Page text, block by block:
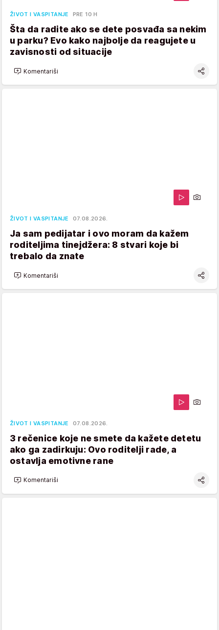
ŽIVOT I VASPITANJE PRE 10 H
Šta da radite ako se dete posvađa sa nekim
u parku? Evo kako najbolje da reagujete u
zavisnosti od situacije
Komentariši
ŽIVOT I VASPITANJE 07.08.2026.
Ja sam pedijatar i ovo moram da kažem
roditeljima tinejdžera: 8 stvari koje bi
trebalo da znate
Komentariši
ŽIVOT I VASPITANJE 07.08.2026.
3 rečenice koje ne smete da kažete detetu
ako ga zadirkuju: Ovo roditelji rade, a
ostavlja emotivne rane
Komentariši